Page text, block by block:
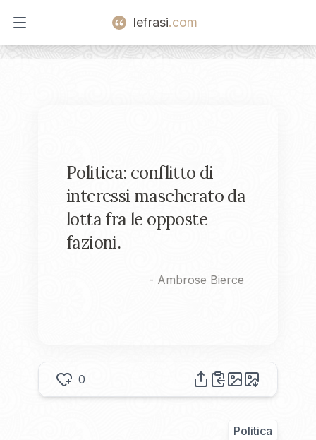
Open main menu
lefrasi.com
Politica: conflitto di
interessi mascherato da
lotta fra le opposte
fazioni.
- Ambrose Bierce
0
Politica